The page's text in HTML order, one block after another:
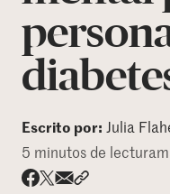
Recursos
Programas
Quienes somos
Escrito por: Julia
5 minutos de lectura